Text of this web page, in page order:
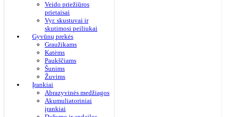
Veido priežiūros
prietaisai
Vyr. skustuvai ir
skutimosi peiliukai
Gyvūnų prekės
Graužikams
Katėms
Paukščiams
Šunims
Žuvims
Įrankiai
Abrazyvinės medžiagos
Akumuliatoriniai
įrankiai